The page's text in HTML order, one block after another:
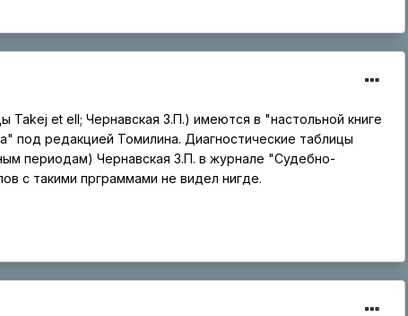
Takej et ell; Чернавская З.П.) имеются в "настольной книге
под редакцией Томилина. Диагностические таблицы
периодам) Чернавская З.П. в журнале "Судебно-
с такими прграммами не видел нигде.